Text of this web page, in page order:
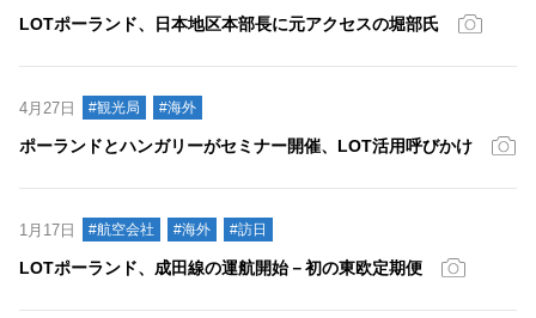
LOTポーランド、日本地区本部長に元アクセスの堀部氏
4月27日 #観光局 #海外
ポーランドとハンガリーがセミナー開催、LOT活用呼びかけ
1月17日 #航空会社 #海外 #訪日
LOTポーランド、成田線の運航開始－初の東欧定期便